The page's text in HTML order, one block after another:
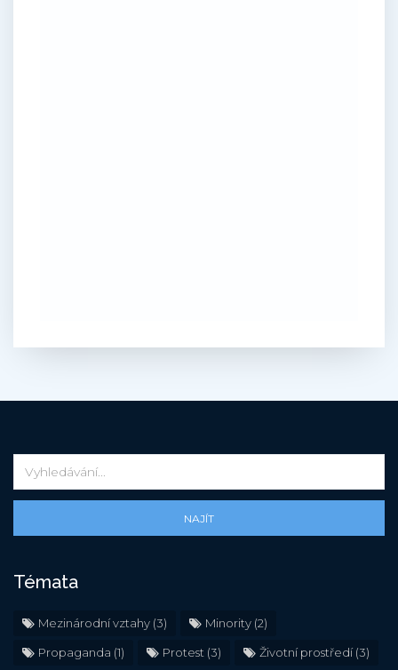
NAJÍT
Témata
Mezinárodní vztahy (3) Minority (2)
Propaganda (1) Protest (3) Životní prostředí(3)